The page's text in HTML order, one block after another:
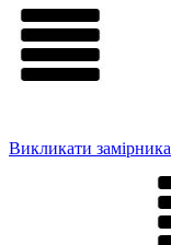
Викликати замірника